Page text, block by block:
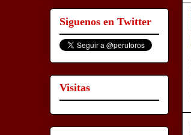
Siguenos en Twitter
Visitas